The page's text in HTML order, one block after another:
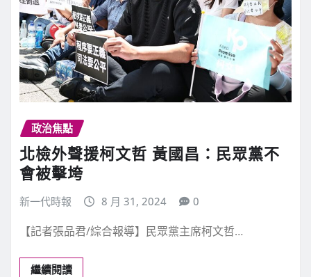
政治焦點
北檢外聲援柯文哲 黃國昌：民眾黨不
會被擊垮
新一代時報 8 月 31, 2024 0
【記者張品君/綜合報導】民眾黨主席柯文哲…
繼續閱讀